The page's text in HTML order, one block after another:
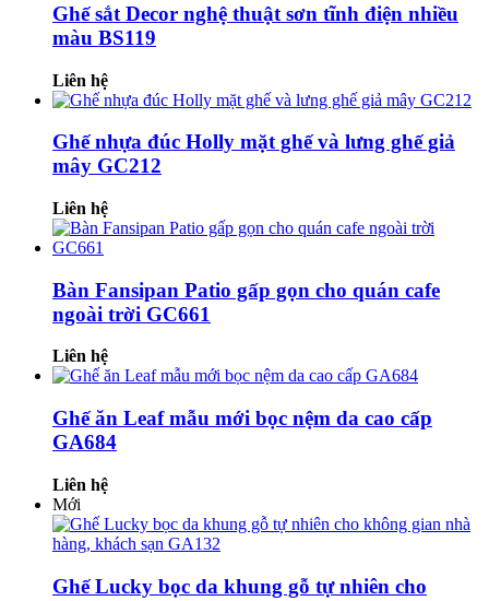
Ghế sắt Decor nghệ thuật sơn tĩnh điện nhiều
màu BS119
Liên hệ
Ghế nhựa đúc Holly mặt ghế và lưng ghế giả
mây GC212
Liên hệ
Bàn Fansipan Patio gấp gọn cho quán cafe
ngoài trời GC661
Liên hệ
Ghế ăn Leaf mẫu mới bọc nệm da cao cấp
GA684
Liên hệ
Mới
Ghế Lucky bọc da khung gỗ tự nhiên cho